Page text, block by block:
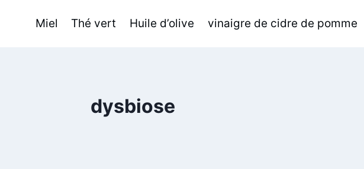
Miel Thé vert Huile d’olive vinaigre de cidre de pomme
dysbiose